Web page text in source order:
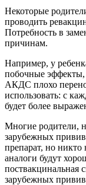
Некоторые
проводить
Потребность в
причинам.
Например, у
побочные эффекты,
АКДС плохо
использовать: с
будет более
Многие родители,
зарубежных
препарат, но
аналоги будут
поствакцинальная
зарубежных